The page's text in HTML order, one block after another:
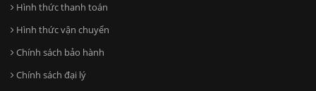
Hình thức thanh toán
Hình thức vận chuyển
Chính sách bảo hành
Chính sách đại lý